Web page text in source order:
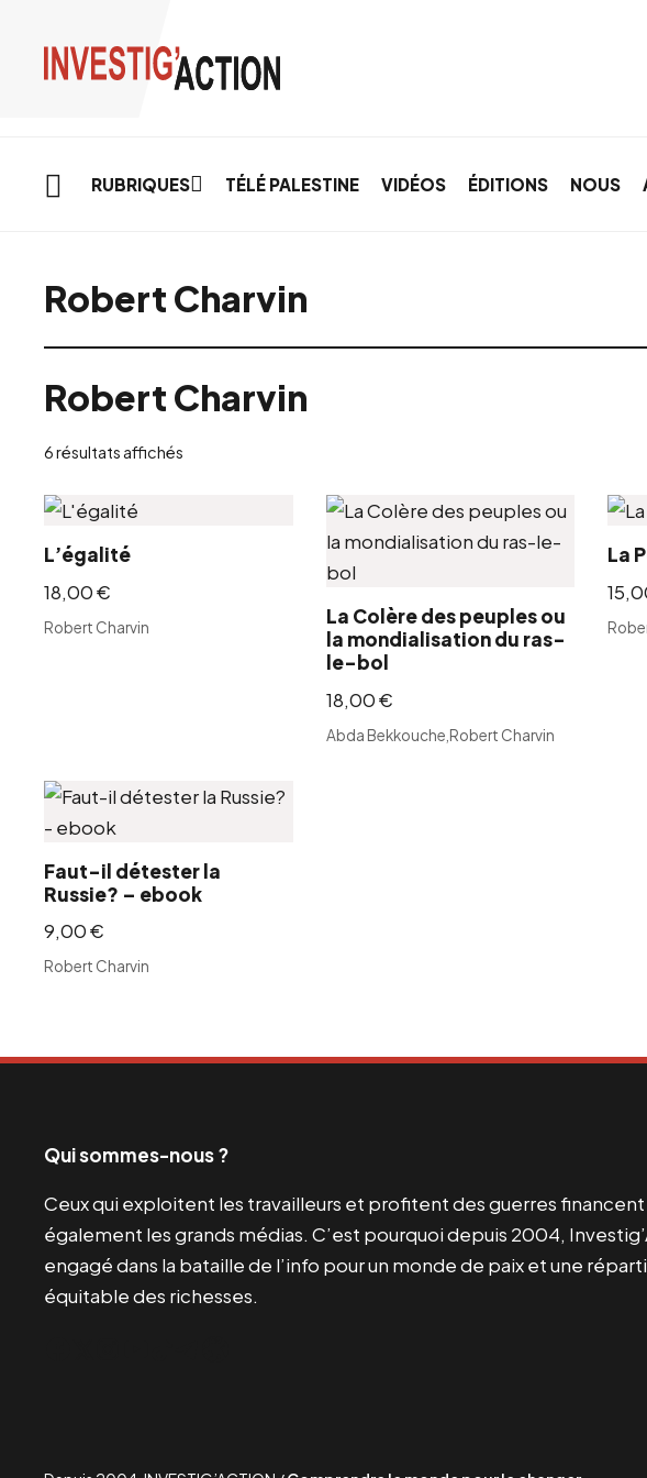
RUBRIQUES TÉLÉ PALESTINE VIDÉOS ÉDITIONS NOUS
Robert Charvin
Robert Charvin
6 résultats affichés
L’égalité
18,00€
Robert Charvin
La Colère des peuples ou
la mondialisation du ras-
le-bol
18,00€
Abda Bekkouche Robert Charvin
La
Faut-il détester la
Russie? – ebook
9,00€
Robert Charvin
Qui sommes-nous ?
Ceux qui exploitent les travailleurs et profitent des guerres financent
également les grands médias. C’est pourquoi depuis 2004,
engagé dans la bataille de l’info pour un monde de paix et une
équitable des richesses.